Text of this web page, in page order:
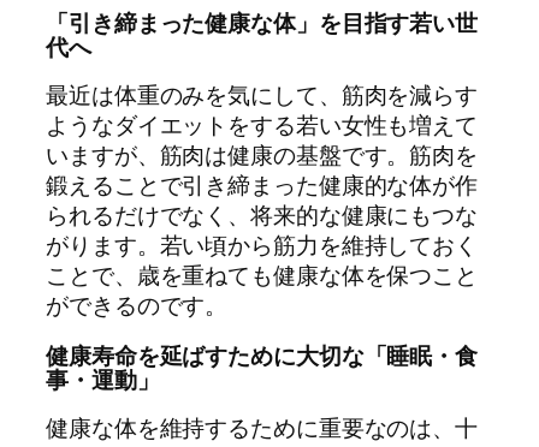
「引き締まった健康な体」を目指す若い世
代へ
最近は体重のみを気にして、筋肉を減らす
ようなダイエットをする若い女性も増えて
いますが、筋肉は健康の基盤です。筋肉を
鍛えることで引き締まった健康的な体が作
られるだけでなく、将来的な健康にもつな
がります。若い頃から筋力を維持しておく
ことで、歳を重ねても健康な体を保つこと
ができるのです。
健康寿命を延ばすために大切な「睡眠・食
事・運動」
健康な体を維持するために重要なのは、十